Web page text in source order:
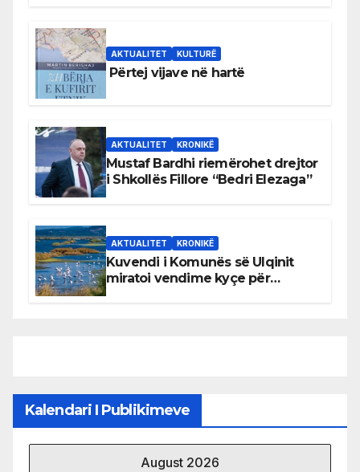
AKTUALITET KULTURË
Përtej vijave në hartë
AKTUALITET KRONIKË
Mustaf Bardhi riemërohet drejtor
i Shkollës Fillore “Bedri Elezaga”
AKTUALITET KRONIKË
Kuvendi i Komunës së Ulqinit
miratoi vendime kyçe për
Kalendari I Publikimeve
August 2026